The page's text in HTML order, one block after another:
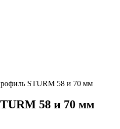
STURM 58 и 70 мм
58 и 70 мм